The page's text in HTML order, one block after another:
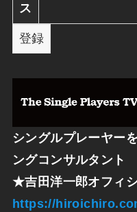
ス
シングルプレーヤー
ングコンサルタント
★吉田洋一郎オフィ
https://